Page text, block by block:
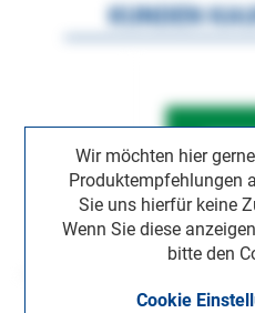
Wir möchten hier
Produktempfehlungen
Sie uns hierfür keine
Wenn Sie diese
bitte den
Cookie
KUNDEN